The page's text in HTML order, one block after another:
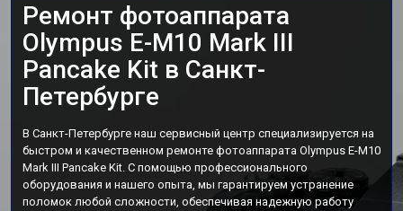
Ремонт фотоаппарата
Olympus E-M10 Mark III
Pancake Kit в Санкт-
Петербурге
В Санкт-Петербурге наш сервисный центр специализируется на
быстром и качественном ремонте фотоаппарата Olympus E-M10
Mark III Pancake Kit. С помощью профессионального
оборудования и нашего опыта, мы гарантируем устранение
поломок любой сложности, обеспечивая надежную работу